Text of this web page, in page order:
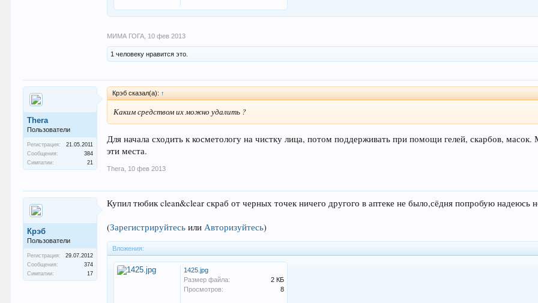
МИМА ГОГА 10 фев 2013
1 человеку нравится это.
Thera
Пользователи
Регистрация:
21.05.2011
Сообщения:
384
Симпатии:
21
Крэб сказал(а): ↑
Каким средством их можно удалить ?
Для начала сходить к косметологу на чистку лица, потом поддерживать при помощи гелей, скарбов,
эти места.
Thera 10 фев 2013
Крэб
Пользователи
Регистрация:
29.07.2012
Сообщения:
374
Симпатии:
17
Купил тюбик clean&clear скраб от черных точек ничего другого в аптеке не было,сёдня попробую надеюсь
(Зарегистрируйтесь или Авторизуйтесь)
Вложения:
1425.jpg
Размер файла:
2 КБ
Просмотров:
8